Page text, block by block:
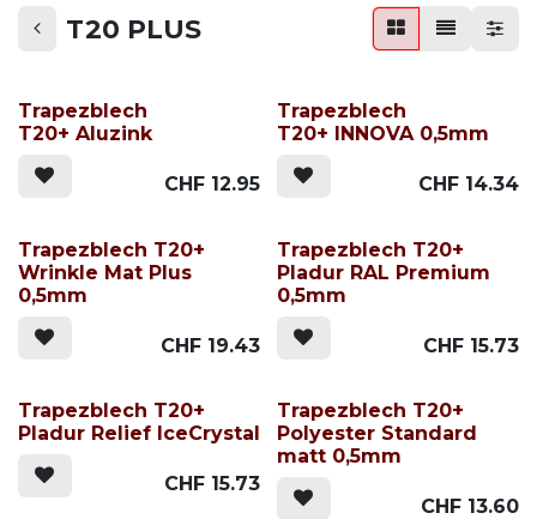
T20 PLUS
Trapezblech
T20+ Aluzink
CHF 12.95
Trapezblech
T20+ INNOVA 0,5mm
CHF 14.34
Trapezblech T20+
Wrinkle Mat Plus
0,5mm
CHF 19.43
Trapezblech T20+
Pladur RAL Premium
0,5mm
CHF 15.73
Trapezblech T20+
Pladur Relief IceCrystal
CHF 15.73
Trapezblech T20+
Polyester Standard
matt 0,5mm
CHF 13.60